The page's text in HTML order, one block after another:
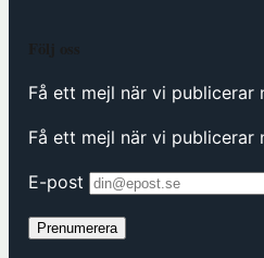
Få ett mejl när vi publicerar
Få ett mejl när vi publicerar
E-post
Prenumerera